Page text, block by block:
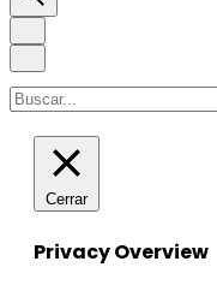
por
Cerrar
Privacy Overview